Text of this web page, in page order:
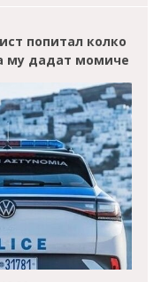
попитал колко
му дадат момиче